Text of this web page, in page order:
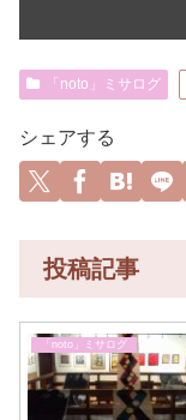
「noto」ミサログ
シェアする
投稿記事
「noto」ミサログ